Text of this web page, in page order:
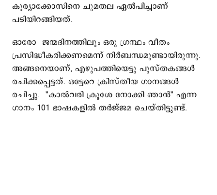
കുര്യാക്കോസിനെ ചുമതല ഏല്‍പിച്ചാണ്
പടിയിറങ്ങിയത്.
​ഓരോ ജന്മദിനത്തിലും ഒരു ഗ്രന്ഥം വീതം
പ്രസിദ്ധീകരിക്കണമെന്ന് നിര്‍ബന്ധമുണ്ടായിരുന്നു.
അങ്ങനെയാണ്, എഴുപത്തിയെട്ടു പുസ്തകങ്ങള്‍
രചിക്കപ്പെട്ടത്. ഒട്ടേറെ ക്രിസ്തീയ ഗാനങ്ങൾ
രചിച്ചു. "കാൽവരി ക്രൂശേ നോക്കി ഞാൻ" എന്ന
ഗാനം 101 ഭാഷകളിൽ തർജ്ജമ ചെയ്തിട്ടുണ്ട്.